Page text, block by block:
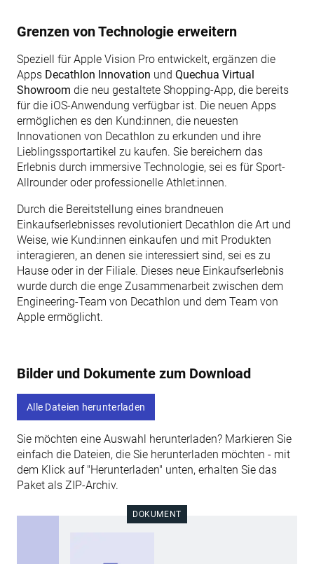
Grenzen von Technologie erweitern
Speziell für Apple Vision Pro entwickelt, ergänzen die
Apps Decathlon Innovation und Quechua Virtual
Showroom die neu gestaltete Shopping-App, die bereits
für die iOS-Anwendung verfügbar ist. Die neuen Apps
ermöglichen es den Kund:innen, die neuesten
Innovationen von Decathlon zu erkunden und ihre
Lieblingssportartikel zu kaufen. Sie bereichern das
Erlebnis durch immersive Technologie, sei es für Sport-
Allrounder oder professionelle Athlet:innen.
Durch die Bereitstellung eines brandneuen
Einkaufserlebnisses revolutioniert Decathlon die Art und
Weise, wie Kund:innen einkaufen und mit Produkten
interagieren, an denen sie interessiert sind, sei es zu
Hause oder in der Filiale. Dieses neue Einkaufserlebnis
wurde durch die enge Zusammenarbeit zwischen dem
Engineering-Team von Decathlon und dem Team von
Apple ermöglicht.
Bilder und Dokumente zum Download
Alle Dateien herunterladen
Sie möchten eine Auswahl herunterladen? Markieren Sie
einfach die Dateien, die Sie herunterladen möchten - mit
dem Klick auf "Herunterladen" unten, erhalten Sie das
Paket als ZIP-Archiv.
DOKUMENT